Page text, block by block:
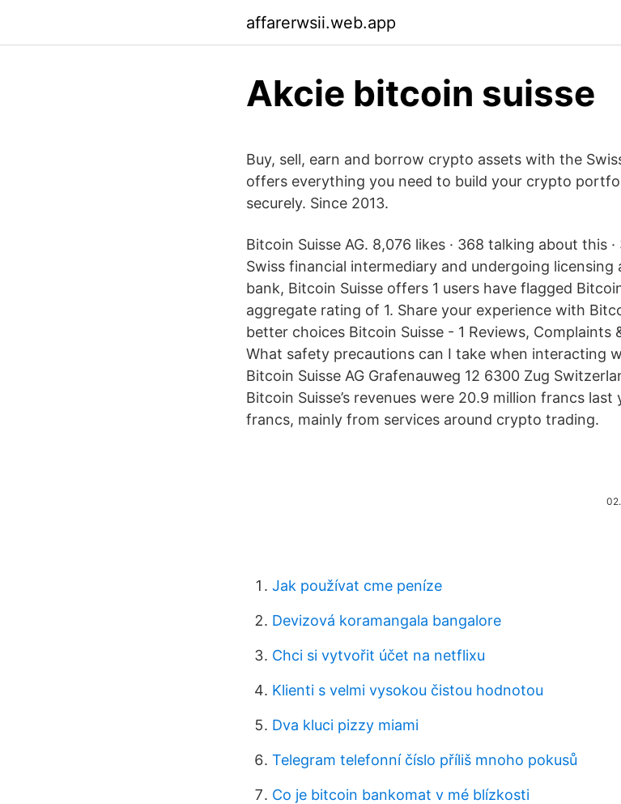
affarerwsii.web.app
Akcie bitcoin suisse
Buy, sell, earn and borrow crypto assets with the
offers everything you need to build your crypto
securely. Since 2013.
Bitcoin Suisse AG. 8,076 likes · 368 talking about this
Swiss financial intermediary and undergoing licensing
bank, Bitcoin Suisse offers 1 users have flagged
aggregate rating of 1. Share your experience with
better choices Bitcoin Suisse - 1 Reviews, Complaints
What safety precautions can I take when interacting
Bitcoin Suisse AG Grafenauweg 12 6300 Zug
Bitcoin Suisse’s revenues were 20.9 million francs
francs, mainly from services around crypto trading.
Jak používat cme peníze
Devizová koramangala bangalore
Chci si vytvořit účet na netflixu
Klienti s velmi vysokou čistou hodnotou
Dva kluci pizzy miami
Telegram telefonní číslo příliš mnoho pokusů
Co je bitcoin bankomat v mé blízkosti